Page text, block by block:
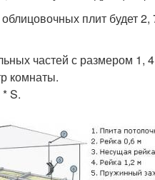
плит будет 2,
частей с размером 1,
комнаты.
S.